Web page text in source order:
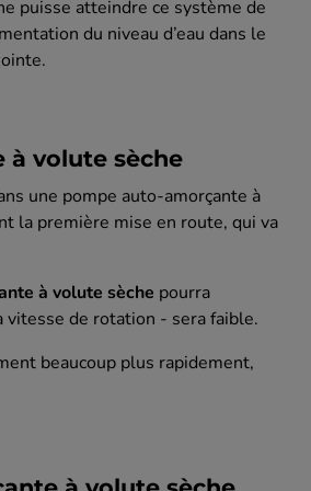
puisse atteindre ce système de
du niveau d’eau dans le
à volute sèche
une pompe auto-amorçante à
la première mise en route, qui va
à volute sèche pourra
vitesse de rotation - sera faible.
beaucoup plus rapidement,